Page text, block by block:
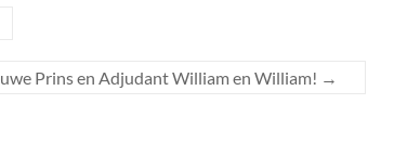
Prins en Adjudant William en William! →